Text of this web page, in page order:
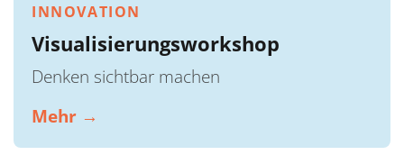
INNOVATION
Visualisierungsworkshop
Denken sichtbar machen
Mehr →